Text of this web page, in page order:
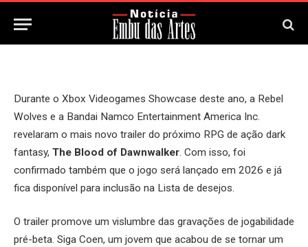
10 de Junho, 2025 Updated: 10 de Junho, 2025
Durante o Xbox Videogames Showcase deste ano, a Rebel
Wolves e a Bandai Namco Entertainment America Inc.
revelaram o mais novo trailer do próximo RPG de ação dark
fantasy, The Blood of Dawnwalker. Com isso, foi
confirmado também que o jogo será lançado em 2026 e já
fica disponível para inclusão na Lista de desejos.
O trailer promove um vislumbre das gravações de jogabilidade
pré-beta. Siga Coen, um jovem que acabou de se tornar um